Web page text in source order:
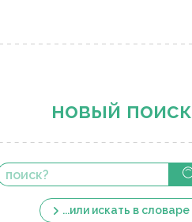
новый поиск
...или искать в словаре